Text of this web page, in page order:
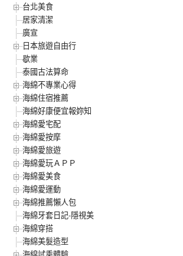
台北美食
居家清潔
廣宣
日本旅遊自由行
歇業
泰國古法算命
海綿不專業心得
海綿住宿推薦
海綿好康便宜報妳知
海綿愛宅配
海綿愛按摩
海綿愛旅遊
海綿愛玩ＡＰＰ
海綿愛美食
海綿愛運動
海綿推薦懶人包
海綿牙套日記-隱視美
海綿穿搭
海綿美髮造型